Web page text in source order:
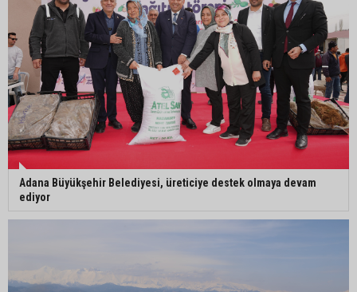
Adana’da sıcaklık alarmı: Hissedilen 43 dereceyi
bulacak
Adana Büyükşehir Belediyesi, üreticiye destek olmaya devam
ediyor